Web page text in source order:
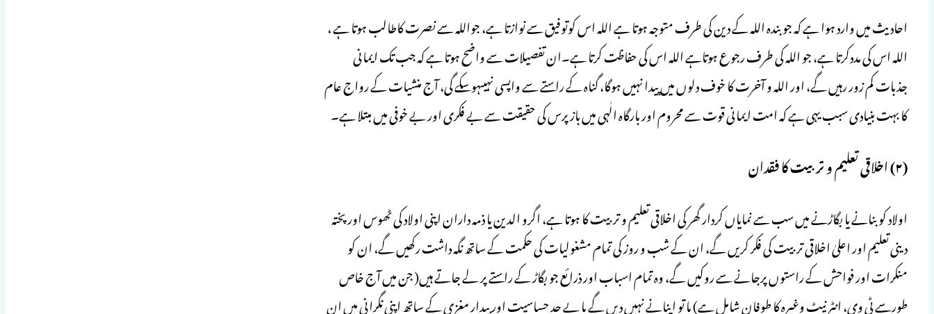
احادیث میں وارد ہوا ہے کہ جو بندہ اللہ کے دین کی طرف متوجہ ہوتا ہے اللہ اس کوتوفیق سے نوازتا ہے، جواللہ سے نصرت کاطالب ہوتا ہے ،
اللہ اس کی مددکرتا ہے، جو اللہ کی طرف رجوع ہوتاہے اللہ اس کی حفاظت کرتا ہے۔ان تفصیلات سے واضح ہوتا ہے کہ جب تک ایمانی
جذبات کم زور رہیں گے، اور اللہ و آخرت کا خوف دلوں میں پیدا نہیں ہوگا، گناہ کے راستے سے واپسی نہیںہوسکے گی، آج منشیات کے رواج عام
کا بہت بنیادی سبب یہی ہے کہ امت ایمانی قوت سے محروم اور بارگاہ الٰہی میں باز پرس کی حقیقت سے بے فکری اور بے خوفی میں مبتلا ہے۔
(۲) اخلاقی تعلیم و تربیت کا فقدان
اولاد کو بنانے یا بگاڑنے میں سب سے نمایاں کردار گھر کی اخلاقی تعلیم و تربیت کا ہوتا ہے، اگرو الدین یا ذمہ داران اپنی اولاد کی ٹھوس اور پختہ
دینی تعلیم اور اعلیٰ اخلاقی تربیت کی فکر کریں گے، ان کے شب و روز کی تمام مشغولیات کی حکمت کے ساتھ نگہ داشت رکھیں گے، ان کو
منکرات اور فواحش کے راستوں پرجانے سے روکیں گے، وہ تمام اسباب اور ذرائع جو بگاڑ کے راستے پر لے جاتے ہیں( جن میں آج خاص
طورسے ٹی وی، انٹر نیٹ وغیرہ کا طوفان شامل ہے) یا تو اپنانے نہیں دیں گے یا بے حد حساسیت اور بیدار مغزی کے ساتھ اپنی نگرانی میں ان